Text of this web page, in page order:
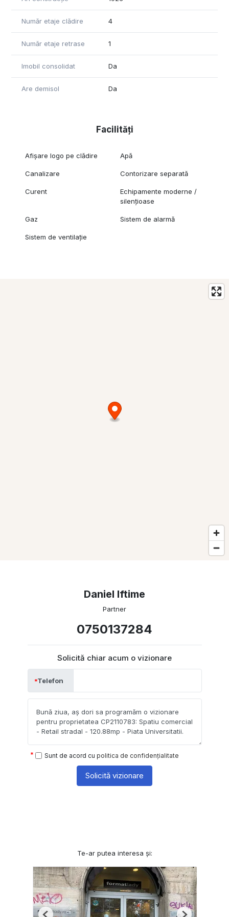
Număr etaje clădire 4
Număr etaje retrase 1
Imobil consolidat Da
Are demisol Da
Facilități
Afișare logo pe clădire Apă
Canalizare Contorizare separată
Curent
Echipamente moderne /
silențioase
Gaz Sistem de alarmă
Sistem de ventilație
Daniel Iftime
Partner
0750137284
Solicită chiar acum o vizionare
Telefon
Sunt de acord cu politica de confidențialitate
Solicită vizionare
Te-ar putea interesa și: